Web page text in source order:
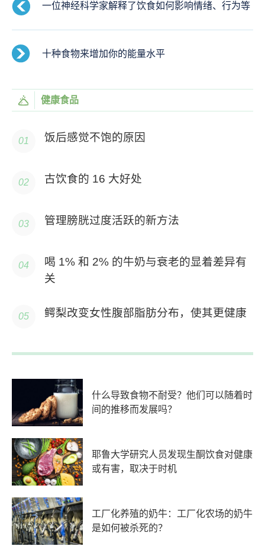
一位神经科学家解释了饮食如何影响情绪、行为等
十种食物来增加你的能量水平
健康食品
饭后感觉不饱的原因
古饮食的 16 大好处
管理膀胱过度活跃的新方法
喝 1% 和 2% 的牛奶与衰老的显着差异有
关
鳄梨改变女性腹部脂肪分布，使其更健康
什么导致食物不耐受？他们可以随着时
间的推移而发展吗？
耶鲁大学研究人员发现生酮饮食对健康
或有害，取决于时机
工厂化养殖的奶牛：工厂化农场的奶牛
是如何被杀死的？